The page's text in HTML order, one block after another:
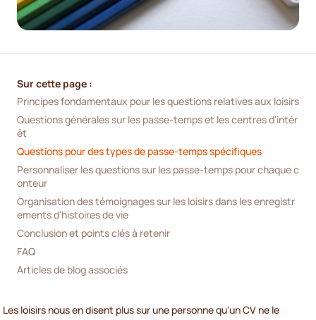
Sur cette page :
Principes fondamentaux pour les questions relatives aux loisirs
Questions générales sur les passe-temps et les centres d'intér
êt
Questions pour des types de passe-temps spécifiques
Personnaliser les questions sur les passe-temps pour chaque c
onteur
Organisation des témoignages sur les loisirs dans les enregistr
ements d'histoires de vie
Conclusion et points clés à retenir
FAQ
Articles de blog associés
Les loisirs nous en disent plus sur une personne qu'un CV ne le